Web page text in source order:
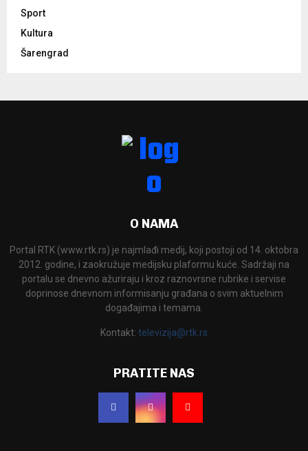
Sport
Kultura
Šarengrad
O NAMA
Portal RTK (www.rtk.rs) je najmlađi medij, koji postoji od 14. oktobra
2012. godine, i zaokružuje medijsku plaformu kuće. Sadržaji na
portalu se dnevno ažuriraju i kroz raznovrsne rubrike i servise
doprinose dnevnom informisanju građana o svim aktuelnim
događajima i temama.
Kontakt: televizija@rtk.rs
PRATITE NAS